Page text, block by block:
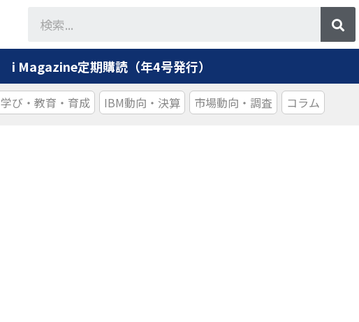
i Magazine定期購読（年4号発行）
学び・教育・育成 IBM動向・決算 市場動向・調査 コラム